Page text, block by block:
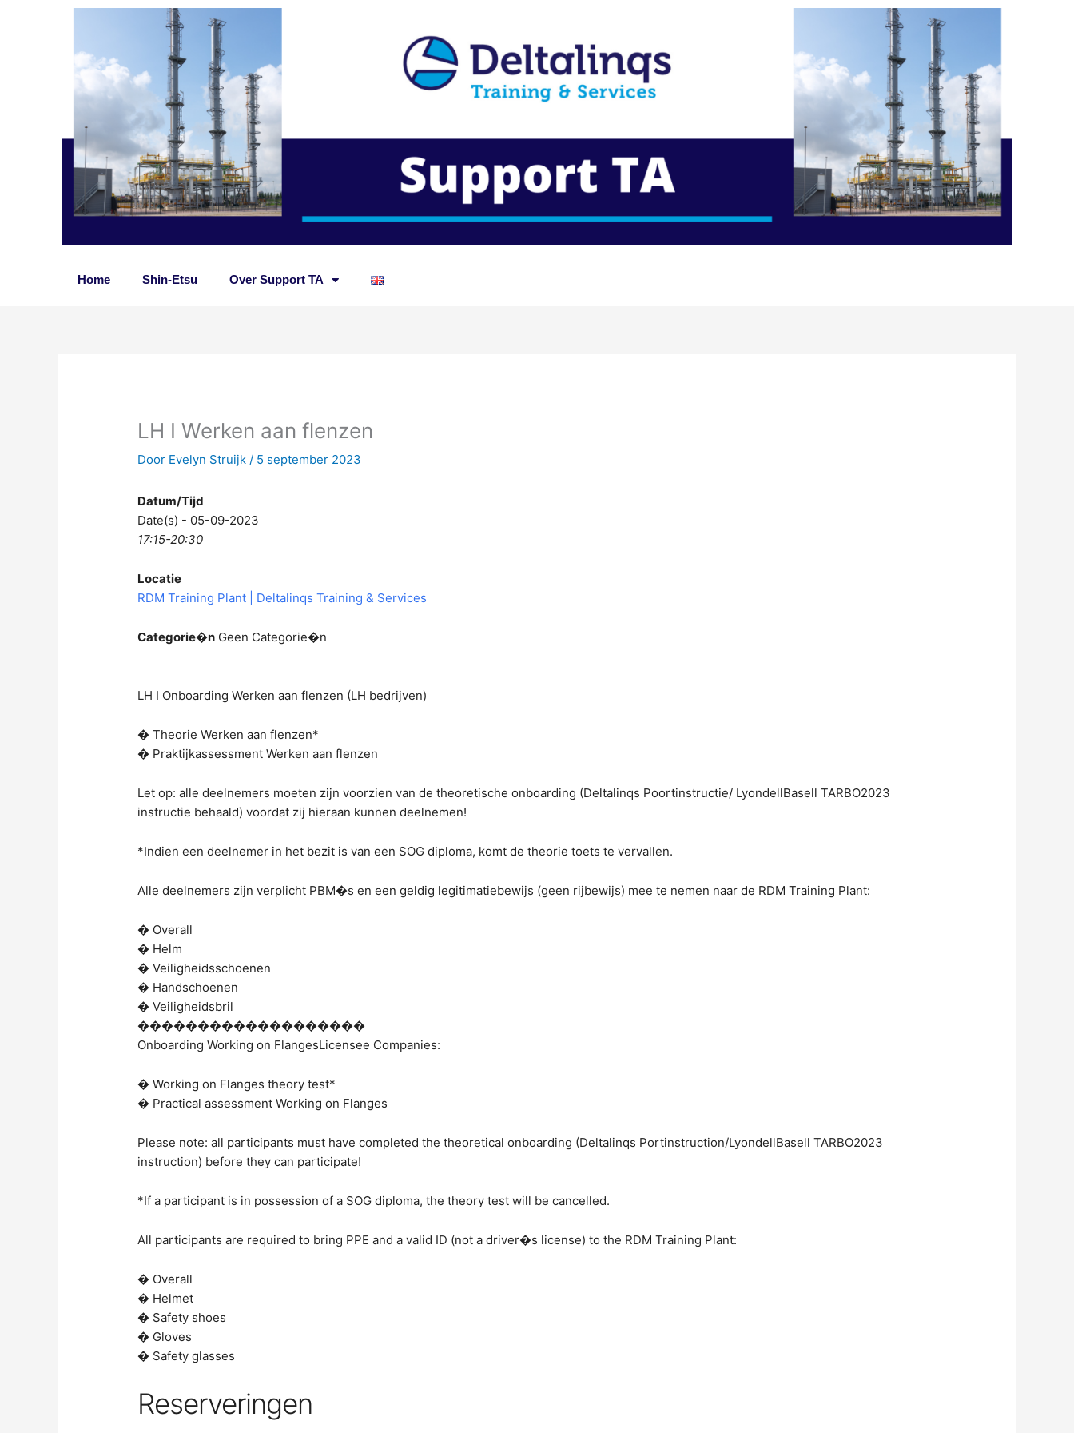
Home Shin-Etsu Over Support TA
LH I Werken aan flenzen
Door Evelyn Struijk/ 5 september 2023
Datum/Tijd
Date(s) - 05-09-2023
17:15-20:30
Locatie
RDM Training Plant | Deltalinqs Training & Services
Categorie�n Geen Categorie�n
LH I Onboarding Werken aan flenzen (LH bedrijven)
� Theorie Werken aan flenzen*
� Praktijkassessment Werken aan flenzen
Let op: alle deelnemers moeten zijn voorzien van de theoretische onboarding (Deltalinqs Poortinstructie/ LyondellBasell TARBO2023
instructie behaald) voordat zij hieraan kunnen deelnemen!
*Indien een deelnemer in het bezit is van een SOG diploma, komt de theorie toets te vervallen.
Alle deelnemers zijn verplicht PBM�s en een geldig legitimatiebewijs (geen rijbewijs) mee te nemen naar de RDM Training Plant:
� Overall
� Helm
� Veiligheidsschoenen
� Handschoenen
� Veiligheidsbril
�������������������
Onboarding Working on FlangesLicensee Companies:
� Working on Flanges theory test*
� Practical assessment Working on Flanges
Please note: all participants must have completed the theoretical onboarding (Deltalinqs Portinstruction/LyondellBasell TARBO2023
instruction) before they can participate!
*If a participant is in possession of a SOG diploma, the theory test will be cancelled.
All participants are required to bring PPE and a valid ID (not a driver�s license) to the RDM Training Plant:
� Overall
� Helmet
� Safety shoes
� Gloves
� Safety glasses
Reserveringen